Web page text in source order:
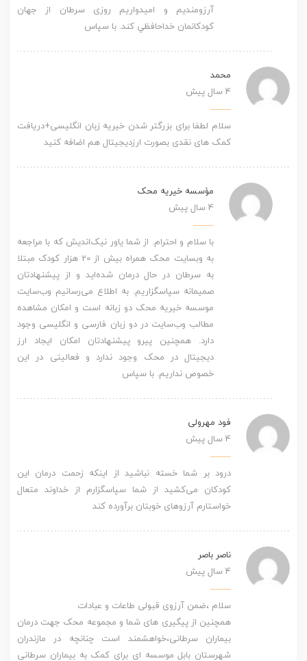
آرزومندیم و امیدواریم روزی سرطان از جهان
كودكانمان خداحافظي كند. با سپاس
محمد
4 سال پیش
سلام لطفا برای بزرگتر شدن خیریه زبان انگلیسی+دریافت
کمک های نقدی بصورت ارزدیجیتال هم اضافه کنید
مؤسسه خیریه محک
4 سال پیش
با سلام و احترام. از شما یاور نیک‌اندیش که با مراجعه
به وبسایت محک همراه بیش از 20 هزار کودک مبتلا
به سرطان در حال درمان شده‌اید و از پیشنهادتان
صمیمانه سپاسگزاریم. به اطلاع می‌رسانیم وب‌سایت
موسسه خیریه محک دو زبانه است و امکان مشاهده
مطالب وب‌سایت در دو زبان فارسی و انگلیسی وجود
دارد. همچنین پیرو پیشنهادتان امکان ایجاد ارز
دیجیتال در محک وجود ندارد و فعالیتی در این
خصوص نداریم. با سپاس
فود مهرولی
4 سال پیش
درود بر شما خسته نباشید از اینکه زحمت درمان این
کودکان می‌کشید از شما سپاسگزارم از خداوند متعال
خواستارم آرزوهای خوبتان برآورده کند
ناصر باصر
4 سال پیش
سلام ،ضمن آرزوی قبولی طاعات و عبادات
همچنین از پیگیری های شما و مجموعه محک جهت درمان
بیماران سرطانی،خواهشمند است چنانچه در مازندران
شهرستان بابل موسسه ای برای کمک به بیماران سرطانی